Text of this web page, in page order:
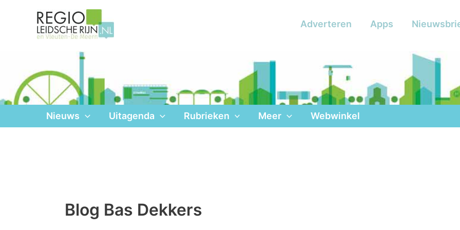
Adverteren Apps
Nieuws Uitagenda Rubrieken Meer Webwinkel
Blog Bas Dekkers